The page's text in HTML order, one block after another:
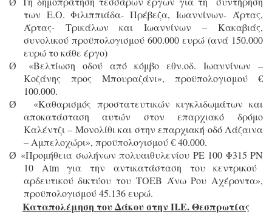
Ø
των Ε.Ο. Φιλιππιάδα- Πρέβεζα, Ιωαννίνων- Άρτας,
Άρτας- Τρικάλων και Ιωαννίνων – Κακαβιάς,
συνολικού προϋπολογισμού 600.000 ευρώ (ανά 150.000
ευρώ το κάθε έργο)
Ø
«Βελτίωση οδού από κόμβο εθν.οδ. Ιωαννίνων –
Κοζάνης προς Μπουραζάνι», προϋπολογισμού €
100.000.
Ø
«Καθαρισμός προστατευτικών κιγκλιδωμάτων και
αποκατάσταση αυτών στον επαρχιακό δρόμο
Καλέντζι – Μονολίθι και στην επαρχιακή οδό Λάζαινα
– Αμπελοχώρι», προϋπολογισμού € 40.000.
Ø «Προμήθεια σωλήνων πολυαιθυλενίου PE100 Φ315 PN
10 Atmγια την αντικατάσταση του κεντρικού
αρδευτικού δικτύου του ΤΟΕΒ Άνω Ρου Αχέροντα»,
προϋπολογισμού 45.136 ευρώ.
Καταπολέμηση του Δάκου στην Π.Ε. Θεσπρωτίας